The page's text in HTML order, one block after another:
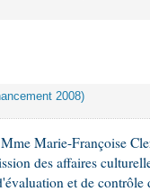
2008)
Marie-Françoise
des affaires
et de contrôle